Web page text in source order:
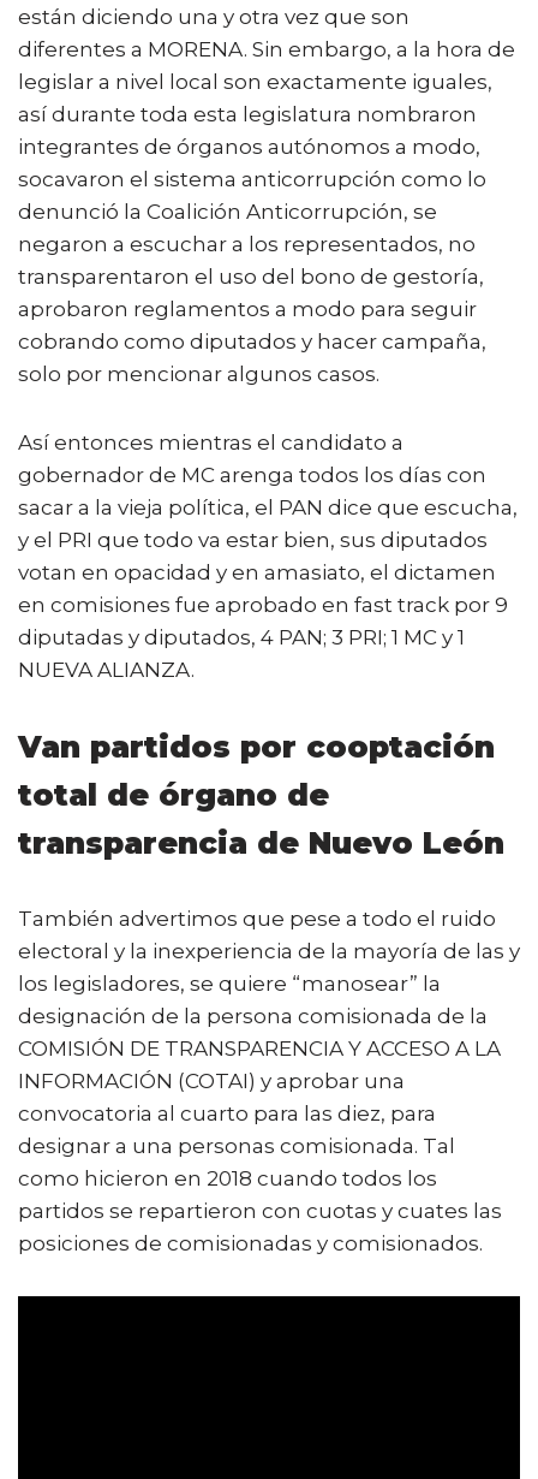
están diciendo una y otra vez que son
diferentes a MORENA. Sin embargo, a la hora de
legislar a nivel local son exactamente iguales,
así durante toda esta legislatura nombraron
integrantes de órganos autónomos a modo,
socavaron el sistema anticorrupción como lo
denunció la Coalición Anticorrupción, se
negaron a escuchar a los representados, no
transparentaron el uso del bono de gestoría,
aprobaron reglamentos a modo para seguir
cobrando como diputados y hacer campaña,
solo por mencionar algunos casos.
Así entonces mientras el candidato a
gobernador de MC arenga todos los días con
sacar a la vieja política, el PAN dice que escucha,
y el PRI que todo va estar bien, sus diputados
votan en opacidad y en amasiato, el dictamen
en comisiones fue aprobado en fast track por 9
diputadas y diputados, 4 PAN; 3 PRI; 1 MC y 1
NUEVA ALIANZA.
Van partidos por cooptación
total de órgano de
transparencia de Nuevo León
También advertimos que pese a todo el ruido
electoral y la inexperiencia de la mayoría de las y
los legisladores, se quiere “manosear” la
designación de la persona comisionada de la
COMISIÓN DE TRANSPARENCIA Y ACCESO A LA
INFORMACIÓN (COTAI) y aprobar una
convocatoria al cuarto para las diez, para
designar a una personas comisionada. Tal
como hicieron en 2018 cuando todos los
partidos se repartieron con cuotas y cuates las
posiciones de comisionadas y comisionados.